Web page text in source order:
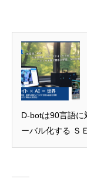
D-botは90言語に
ーバル化する Ｓ